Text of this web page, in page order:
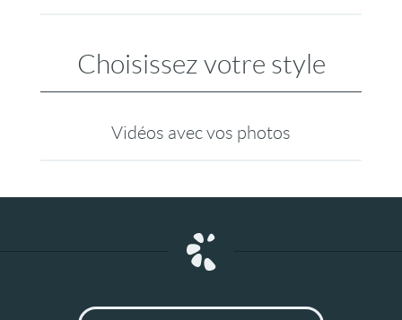
Choisissez votre style
Vidéos avec vos photos